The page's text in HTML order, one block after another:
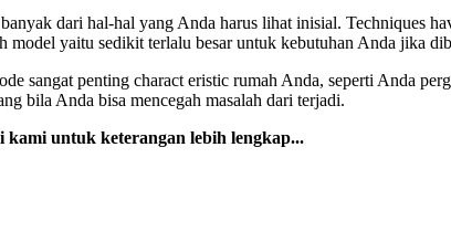
dari hal-hal yang Anda harus lihat inisial. Techniques
yaitu sedikit terlalu besar untuk kebutuhan Anda jika
sangat penting charact eristic rumah Anda, seperti Anda
bila Anda bisa mencegah masalah dari terjadi.
untuk keterangan lebih lengkap...